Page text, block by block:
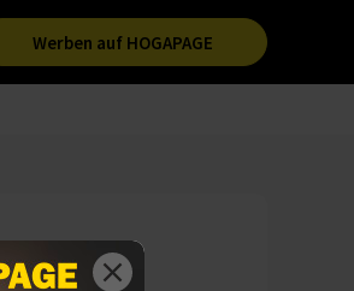
Werben auf HOGAPAGE